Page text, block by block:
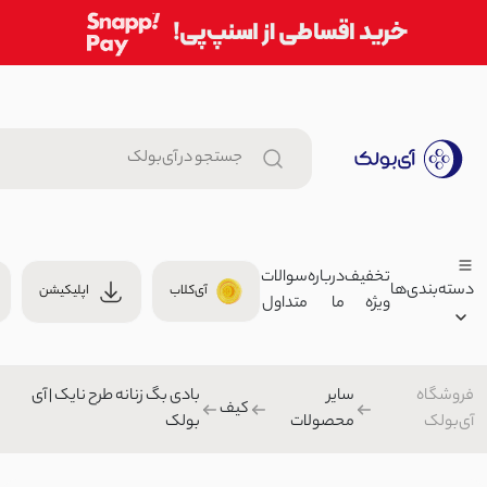
هدبند/چشم بند
تیشرت زنانه مینیمال پشت گره
دسته‌بندی‌ها
زنانه
تخفیف
ویژه
درباره
ما
سوالات
متداول
آی‌کلاب اپلیکیشن
فروشگاه
آی‌بولک
سایر
محصولات
کیف
بادی بگ زنانه طرح نایک | آی
بولک